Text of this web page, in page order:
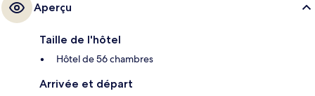
Aperçu
Taille de l'hôtel
Hôtel de 56 chambres
Arrivée et départ